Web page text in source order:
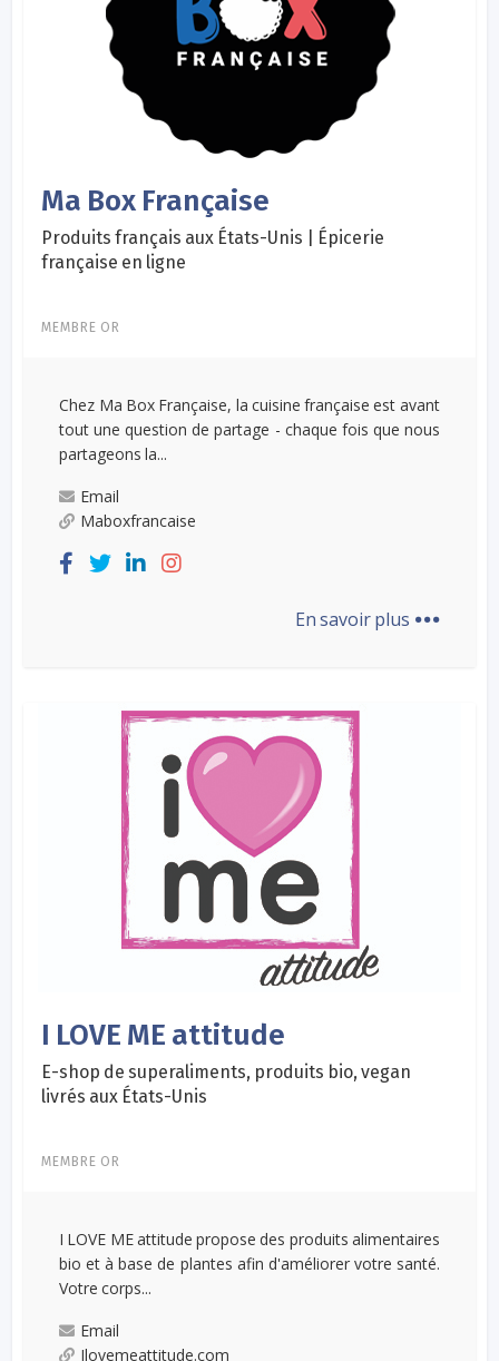
Ma Box Française
Produits français aux États-Unis | Épicerie
française en ligne
MEMBRE OR
Chez Ma Box Française, la cuisine française est avant
tout une question de partage - chaque fois que nous
partageons la...
Email
Maboxfrancaise
En savoir plus ...
I LOVE ME attitude
E-shop de superaliments, produits bio, vegan
livrés aux États-Unis
MEMBRE OR
I LOVE ME attitude propose des produits alimentaires
bio et à base de plantes afin d'améliorer votre santé.
Votre corps...
Email
Ilovemeattitude.com